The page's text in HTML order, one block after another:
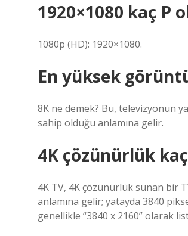
1920×1080 kaç P
1080p (HD): 1920×1080.
En yüksek
8K ne demek? Bu, televizyonun
sahip olduğu anlamına gelir.
4K çözünürlük
4K TV, 4K çözünürlük sunan bir
anlamına gelir; yatayda 3840
genellikle “3840 x 2160” olarak